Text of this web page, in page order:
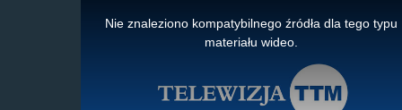
Nie znaleziono kompatybilnego źródła dla tego typu
materiału wideo.